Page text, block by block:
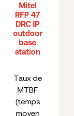
Mitel
RFP 47
DRC IP
outdoor
base
station
Taux de
MTBF
(temps
moyen